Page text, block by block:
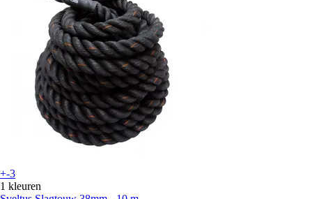
+-3
1 kleuren